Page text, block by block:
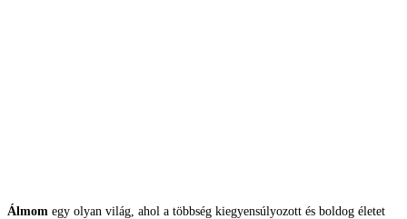
Álmom egy olyan világ, ahol a többség kiegyensúlyozott és boldog életet